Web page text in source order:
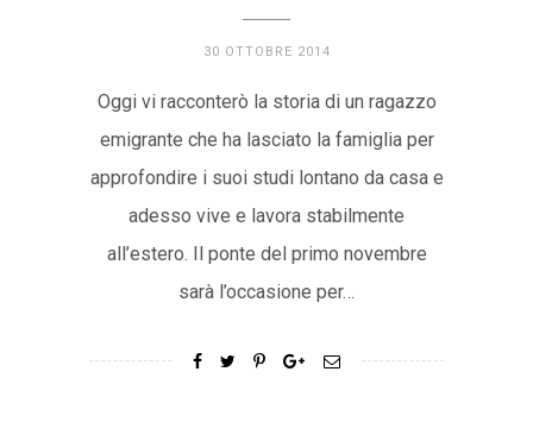
30 OTTOBRE 2014
Oggi vi racconterò la storia di un ragazzo
emigrante che ha lasciato la famiglia per
approfondire i suoi studi lontano da casa e
adesso vive e lavora stabilmente
all’estero. Il ponte del primo novembre
sarà l’occasione per…